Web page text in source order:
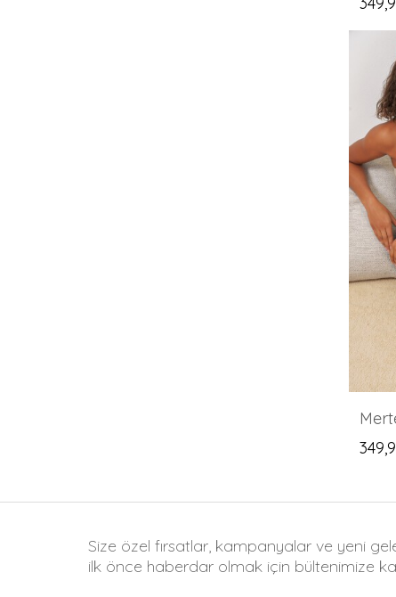
Size özel fırsatlar, kampanyalar ve yeni
ilk önce haberdar olmak için bültenimize